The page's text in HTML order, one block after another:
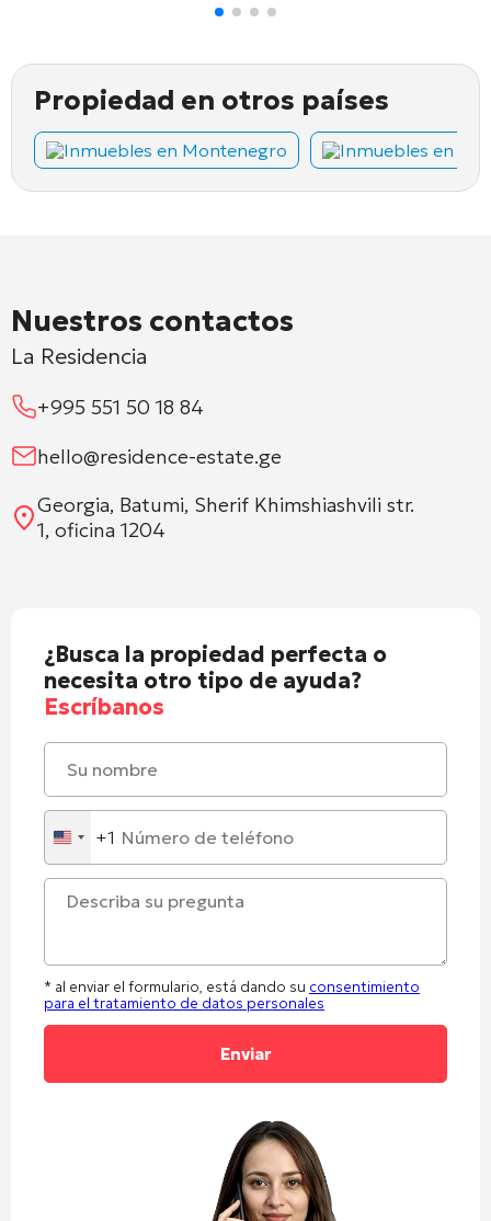
Propiedad en otros países
Inmuebles en Montenegro Inmuebles en
Nuestros contactos
La Residencia
+995 551 50 18 84
hello@residence-estate.ge
Georgia, Batumi, Sherif Khimshiashvili str.
1, oficina 1204
¿Busca la propiedad perfecta o
necesita otro tipo de ayuda?
Escríbanos
United
States
+1
+1
* al enviar el formulario, está dando su consentimiento
para el tratamiento de datos personales